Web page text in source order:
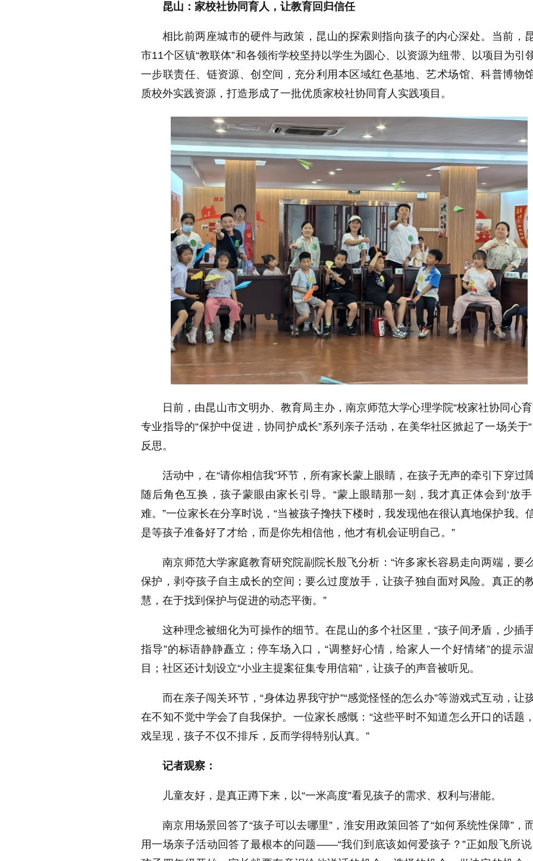
昆山：家校社协同育人，让教育回归信任
相比前两座城市的硬件与政策，昆山的探索则指向孩子的内心深处。当前，
市11个区镇“教联体”和各领衔学校坚持以学生为圆心、以资源为纽带、以项目为引
一步联责任、链资源、创空间，充分利用本区域红色基地、艺术场馆、科普博物
质校外实践资源，打造形成了一批优质家校社协同育人实践项目。
日前，由昆山市文明办、教育局主办，南京师范大学心理学院“校家社协同心育
专业指导的“保护中促进，协同护成长”系列亲子活动，在美华社区掀起了一场关于“
反思。
活动中，在“请你相信我”环节，所有家长蒙上眼睛，在孩子无声的牵引下穿过
随后角色互换，孩子蒙眼由家长引导。“蒙上眼睛那一刻，我才真正体会到‘放手
难。”一位家长在分享时说，“当被孩子搀扶下楼时，我发现他在很认真地保护我。
是等孩子准备好了才给，而是你先相信他，他才有机会证明自己。”
南京师范大学家庭教育研究院副院长殷飞分析：“许多家长容易走向两端，要
保护，剥夺孩子自主成长的空间；要么过度放手，让孩子独自面对风险。真正的
慧，在于找到保护与促进的动态平衡。”
这种理念被细化为可操作的细节。在昆山的多个社区里，“孩子间矛盾，少插
指导”的标语静静矗立；停车场入口，“调整好心情，给家人一个好情绪”的提示
目；社区还计划设立“小业主提案征集专用信箱”，让孩子的声音被听见。
而在亲子闯关环节，“身体边界我守护”“感觉怪怪的怎么办”等游戏式互动，让
在不知不觉中学会了自我保护。一位家长感慨：“这些平时不知道怎么开口的话题
戏呈现，孩子不仅不排斥，反而学得特别认真。”
记者观察：
儿童友好，是真正蹲下来，以“一米高度”看见孩子的需求、权利与潜能。
南京用场景回答了“孩子可以去哪里”，淮安用政策回答了“如何系统性保障”，
用一场亲子活动回答了最根本的问题——“我们到底该如何爱孩子？”正如殷飞所说